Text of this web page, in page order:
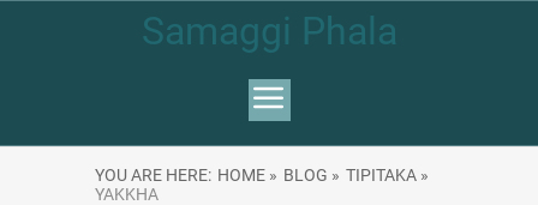
Samaggi Phala
YOU ARE HERE: HOME » BLOG » TIPITAKA »
YAKKHA